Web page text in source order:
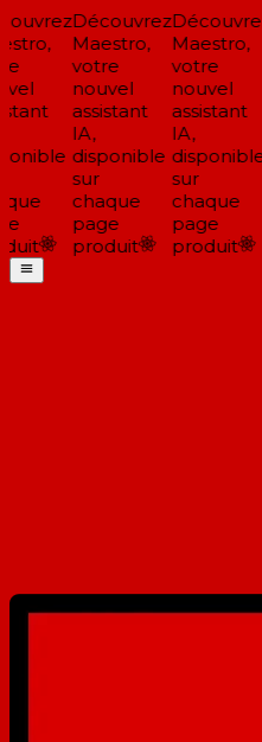
Découvrez
Maestro,
votre
nouvel
assistant
IA,
disponible
sur
chaque
page
produit
Découvrez
Maestro,
votre
nouvel
assistant
IA,
disponible
sur
chaque
page
produit